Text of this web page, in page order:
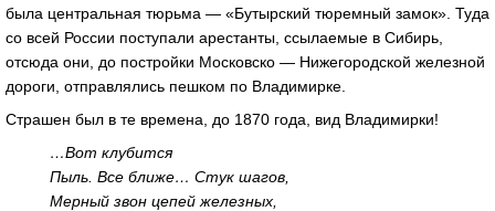
была центральная тюрьма — «Бутырский тюремный замок». Туда
со всей России поступали арестанты, ссылаемые в Сибирь,
отсюда они, до постройки Московско — Нижегородской железной
дороги, отправлялись пешком по Владимирке.
Страшен был в те времена, до 1870 года, вид Владимирки!
…Вот клубится
Пыль. Все ближе… Стук шагов,
Мерный звон цепей железных,